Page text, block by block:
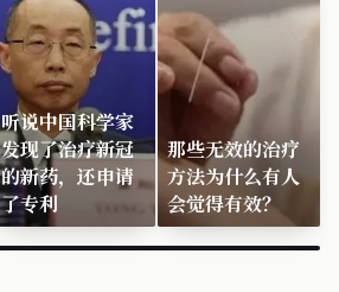
听说中国科学家
发现了治疗新冠
的新药，还申请
了专利
那些无效的治疗
方法为什么有人
会觉得有效？